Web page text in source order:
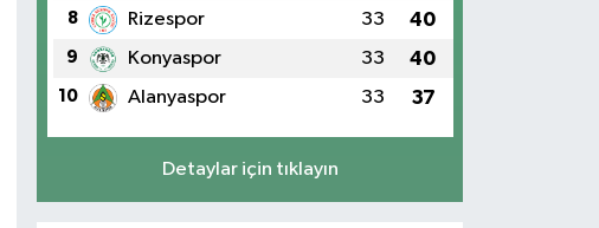
8 Rizespor 33 40
9 Konyaspor 33 40
10 Alanyaspor 33 37
Detaylar için tıklayın